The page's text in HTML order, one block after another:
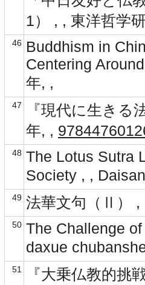
1） , , 東洋哲学
46
Buddhism in
Centering
年, ,
47
『現代に生きる
年, ,
48 The Lotus Sutra
Society , ,
49 法華文句（Ⅱ）
50 The Challenge
daxue
51 『大乗仏教的挑